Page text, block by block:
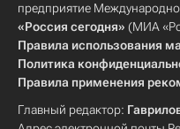
предприятие
«Россия сегодня» (МИА
Правила использования
Политика
Правила применения
Главный редактор: